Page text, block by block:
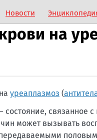
Новости
на
на уреаплазмоз (
состояние, связанное
может вызывать
половым